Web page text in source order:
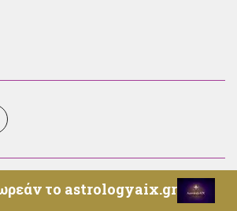
All Rights Reserved, Oroskopos.tv -
- Όροι Χρήσης
το astrologyaix.gr